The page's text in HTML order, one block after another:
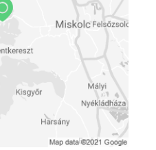
neveken is.